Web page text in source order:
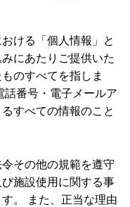
ける「個人情報」と
にあたりご提供いた
のすべてを指しま
話番号・電子メールア
すべての情報のこと
その他の規範を遵守
施設使用に関する事
。 また、正当な理由